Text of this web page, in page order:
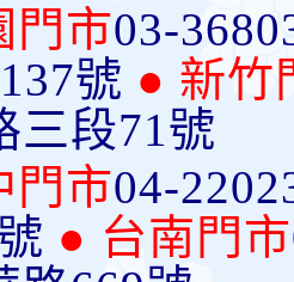
門市03-
號 ● 新竹
三段71號
門市04-
● 台南門市